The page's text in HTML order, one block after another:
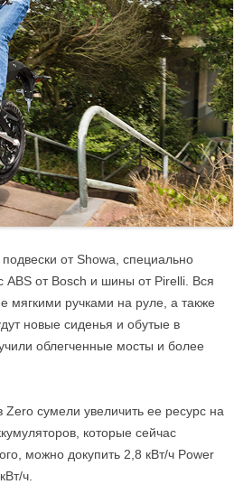
от Showa, специально
от Bosch и шины от Pirelli. Вся
мягкими ручками на руле, а также
новые сиденья и обутые в
облегченные мосты и более
сумели увеличить ее ресурс на
которые сейчас
можно докупить 2,8 кВт/ч Power
ч.